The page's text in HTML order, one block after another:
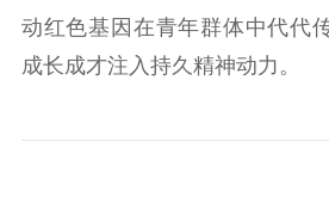
动红色基因在青年群体中代代
成长成才注入持久精神动力。